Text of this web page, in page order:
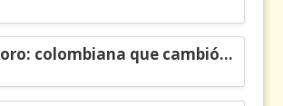
Tatiana Toro: colombiana que cambió la historia de las matemáticas